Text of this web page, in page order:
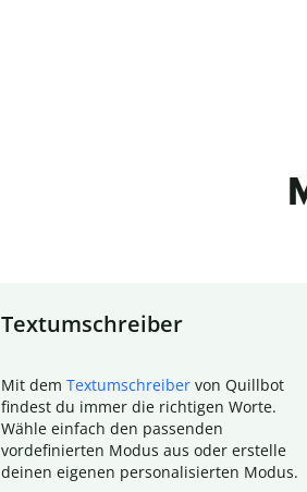
Textumschreiber
Mit dem Textumschreiber von Quillbot
findest du immer die richtigen Worte.
Wähle einfach den passenden
vordefinierten Modus aus oder erstelle
deinen eigenen personalisierten Modus.